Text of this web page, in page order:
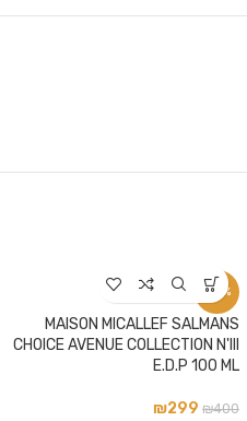
-25%
MAISON MICALLEF SALMANS
CHOICE AVENUE COLLECTION N'III
E.D.P 100 ML
₪400
₪299